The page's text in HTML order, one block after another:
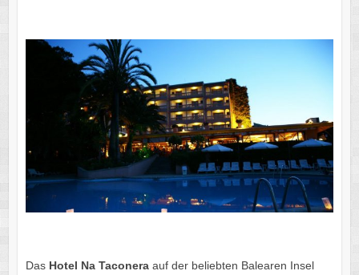
Das Hotel Na Taconeraauf der beliebten Balearen Insel